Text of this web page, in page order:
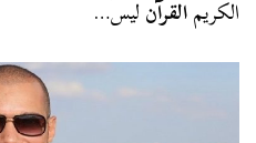
الكريمالقرآنليس…